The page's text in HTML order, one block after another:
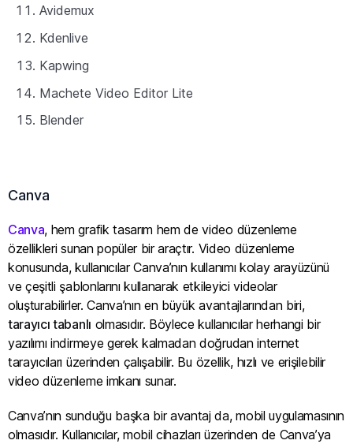
Avidemux
Kdenlive
Kapwing
Machete Video Editor Lite
Blender
Canva
Canva, hem grafik tasarım hem de video düzenleme
özellikleri sunan popüler bir araçtır. Video düzenleme
konusunda, kullanıcılar Canva’nın kullanımı kolay arayüzünü
ve çeşitli şablonlarını kullanarak etkileyici videolar
oluşturabilirler. Canva’nın en büyük avantajlarından biri,
tarayıcı tabanlı olmasıdır. Böylece kullanıcılar herhangi bir
yazılımı indirmeye gerek kalmadan doğrudan internet
tarayıcıları üzerinden çalışabilir. Bu özellik, hızlı ve erişilebilir
video düzenleme imkanı sunar.
Canva’nın sunduğu başka bir avantaj da, mobil uygulamasının
olmasıdır. Kullanıcılar, mobil cihazları üzerinden de Canva’ya